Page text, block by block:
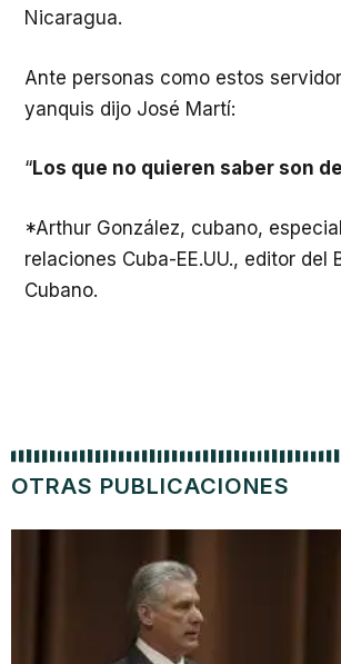
Nicaragua.
Ante personas como estos
yanquis dijo José Martí:
“Los que no quieren saber son
*Arthur González, cubano,
relaciones Cuba-EE.UU., editor del
Cubano.
OTRAS PUBLICACIONES